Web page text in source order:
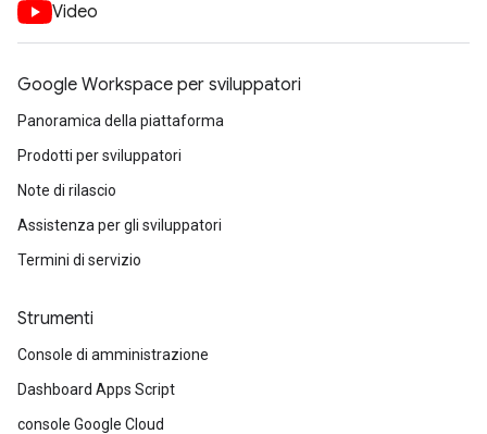
Video
Google Workspace per sviluppatori
Panoramica della piattaforma
Prodotti per sviluppatori
Note di rilascio
Assistenza per gli sviluppatori
Termini di servizio
Strumenti
Console di amministrazione
Dashboard Apps Script
console Google Cloud